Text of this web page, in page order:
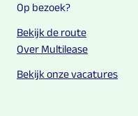
Op bezoek?
Bekijk de route
Over Multilease
Bekijk onze vacatures